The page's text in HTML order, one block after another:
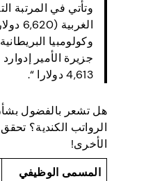
وتأتي في المرتبة
جزيرة الأمير
4,613 دولارا “.
هل تشعر بالفضول
الرواتب الكندية؟
الأخرى!
المسمى الوظيفي